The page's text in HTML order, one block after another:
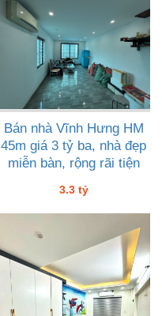
Bán nhà Vĩnh Hưng HM
45m giá 3 tỷ ba, nhà đẹp
miễn bàn, rộng rãi tiện
3.3 tỷ